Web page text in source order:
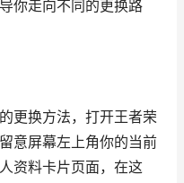
你走向不同的更换路
更换方法，打开王者荣
意屏幕左上角你的当前
资料卡片页面，在这